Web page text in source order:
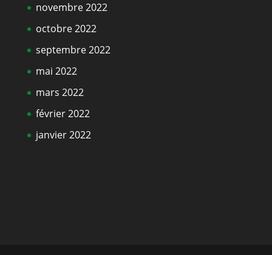
novembre 2022
octobre 2022
septembre 2022
mai 2022
mars 2022
février 2022
janvier 2022